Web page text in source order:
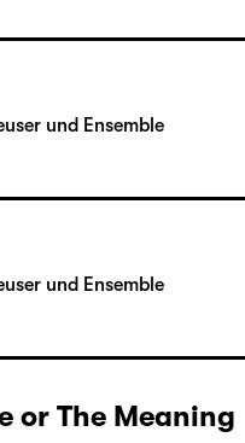
und Ensemble
und Ensemble
or The Meaning